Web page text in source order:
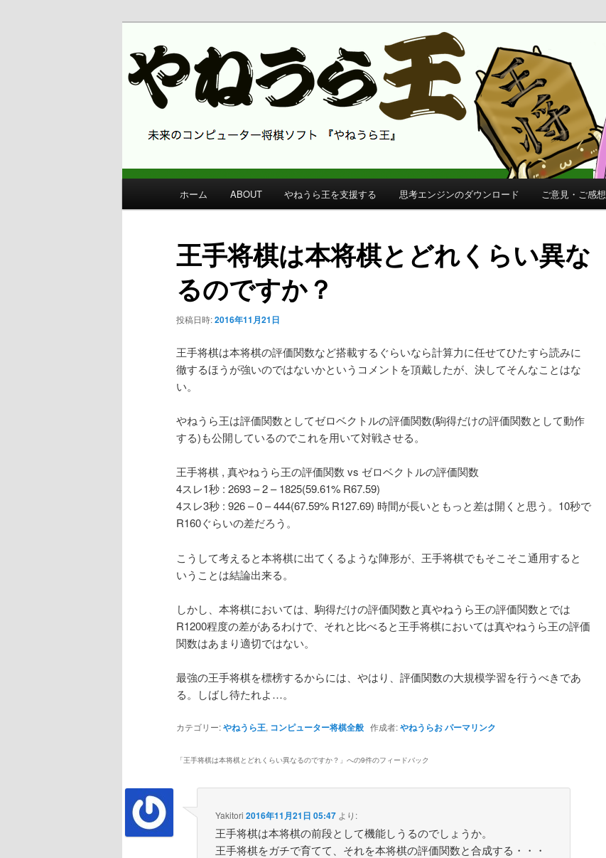
やねうら王 公式サイト
メ
ン
コ
テ
ツ
へ
移
ホーム ABOUT やねうら王を支援する 思考エンジンのダウンロード ご意見・ご感想
王手将棋は本将棋とどれくらい異な
るのですか？
投稿日時:2016年11月21日
王手将棋は本将棋の評価関数など搭載するぐらいなら計算力に任せてひたすら読みに
徹するほうが強いのではないかというコメントを頂戴したが、決してそんなことはな
い。
やねうら王は評価関数としてゼロベクトルの評価関数(駒得だけの評価関数として動作
する)も公開しているのでこれを用いて対戦させる。
王手将棋 , 真やねうら王の評価関数 vs ゼロベクトルの評価関数
4スレ1秒 : 2693 – 2 – 1825(59.61% R67.59)
4スレ3秒 : 926 – 0 – 444(67.59% R127.69) 時間が長いともっと差は開くと思う。10秒で
R160ぐらいの差だろう。
こうして考えると本将棋に出てくるような陣形が、王手将棋でもそこそこ通用すると
いうことは結論出来る。
しかし、本将棋においては、駒得だけの評価関数と真やねうら王の評価関数とでは
R1200程度の差があるわけで、それと比べると王手将棋においては真やねうら王の評価
関数はあまり適切ではない。
最強の王手将棋を標榜するからには、やはり、評価関数の大規模学習を行うべきであ
る。しばし待たれよ…。
カテゴリー:やねうら王, コンピューター将棋全般 作成者:やねうらおパーマリンク
「王手将棋は本将棋とどれくらい異なるのですか？ 」への9件のフィードバック
Yakitori 2016年11月21日 05:47 より:
王手将棋は本将棋の前段として機能しうるのでしょうか。
王手将棋をガチで育てて、それを本将棋の評価関数と合成する・・・